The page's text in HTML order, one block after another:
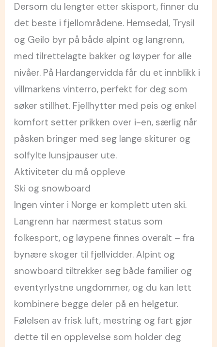
Dersom du lengter etter skisport, finner du
det beste i fjellområdene. Hemsedal, Trysil
og Geilo byr på både alpint og langrenn,
med tilrettelagte bakker og løyper for alle
nivåer. På Hardangervidda får du et innblikk i
villmarkens vinterro, perfekt for deg som
søker stillhet. Fjellhytter med peis og enkel
komfort setter prikken over i-en, særlig når
påsken bringer med seg lange skiturer og
solfylte lunsjpauser ute.
Aktiviteter du må oppleve
Ski og snowboard
Ingen vinter i Norge er komplett uten ski.
Langrenn har nærmest status som
folkesport, og løypene finnes overalt – fra
bynære skoger til fjellvidder. Alpint og
snowboard tiltrekker seg både familier og
eventyrlystne ungdommer, og du kan lett
kombinere begge deler på en helgetur.
Følelsen av frisk luft, mestring og fart gjør
dette til en opplevelse som holder deg